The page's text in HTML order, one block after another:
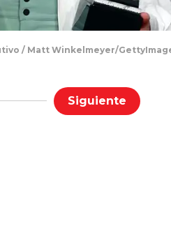
/ Matt Winkelmeyer/
Siguiente